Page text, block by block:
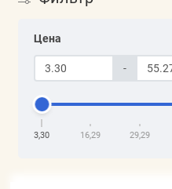
Цена
-
3,30 16,29 29,29